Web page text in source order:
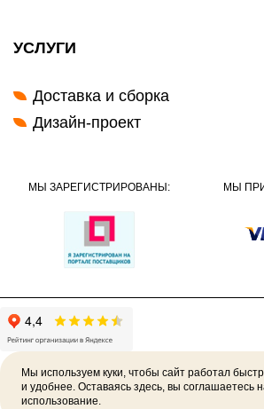
УСЛУГИ
Доставка и сборка
Дизайн-проект
МЫ ЗАРЕГИСТРИРОВАНЫ: МЫ
2026 © Политика
Мы используем куки, чтобы сайт работал
и удобнее. Оставаясь здесь, вы соглашаетесь
использование.